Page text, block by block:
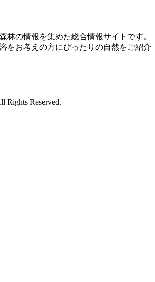
林の情報を集めた総合情報サイトです。
をお考えの方にぴったりの自然をご紹介
Rights Reserved.